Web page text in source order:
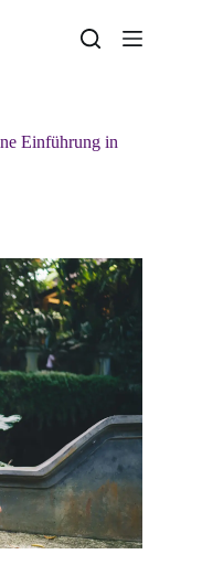
Einführung in